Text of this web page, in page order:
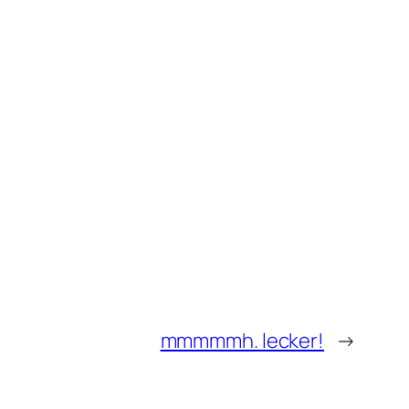
mmmmmh. lecker! →